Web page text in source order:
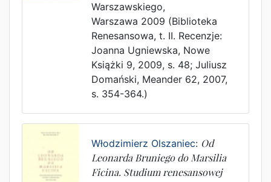
Warszawskiego,
Warszawa 2009 (Biblioteka
Renesansowa, t. II. Recenzje:
Joanna Ugniewska, Nowe
Książki 9, 2009, s. 48; Juliusz
Domański, Meander 62, 2007,
s. 354-364.)
Włodzimierz Olszaniec: Od
Leonarda Bruniego do Marsilia
Ficina. Studium renesansowej